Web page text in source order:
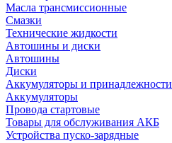
Масла трансмиссионные
Смазки
Технические жидкости
Автошины и диски
Автошины
Диски
Аккумуляторы и принадлежности
Аккумуляторы
Провода стартовые
Товары для обслуживания АКБ
Устройства пуско-зарядные